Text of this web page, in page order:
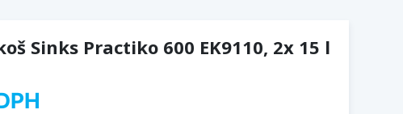
Sinks Practiko 600 EK9110, 2x 15 l